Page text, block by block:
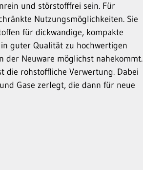
und störstofffrei sein. Für
Nutzungsmöglichkeiten. Sie
für dickwandige, kompakte
guter Qualität zu hochwertigen
der Neuware möglichst nahekommt.
die rohstoffliche Verwertung. Dabei
Gase zerlegt, die dann für neue